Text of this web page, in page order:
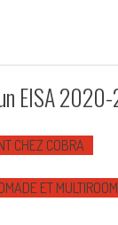
EISA
CHEZ COBRA
ET MULTIROOM